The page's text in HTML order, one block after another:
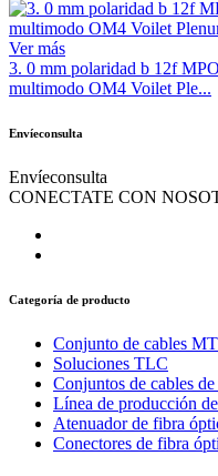
Ver más
3. 0 mm polaridad b 12f
multimodo OM4 Voilet Ple...
Envíeconsulta
Envíeconsulta
CONECTATE CON
Categoría de producto
Conjunto de cables
Soluciones TLC
Conjuntos de cables
Línea de producción
Atenuador de fibra
Conectores de fibra